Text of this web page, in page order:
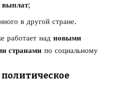
выплат;
в другой стране.
работает над новыми
странами по социальному